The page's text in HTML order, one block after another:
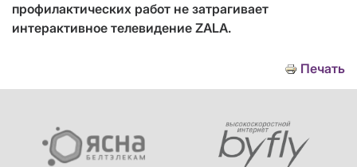
профилактических работ не затрагивает
интерактивное телевидение ZALA.
Печать